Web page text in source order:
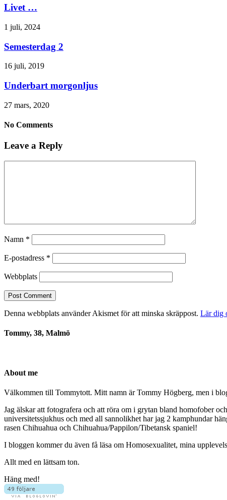
Livet …
1 juli, 2024
Semesterdag 2
16 juli, 2019
Underbart morgonljus
27 mars, 2020
No Comments
Leave a Reply
Namn *
E-postadress *
Webbplats
Denna webbplats använder Akismet för att minska skräppost. Lär dig
Tommy, 38, Malmö
About me
Välkommen till Tommytott. Mitt namn är Tommy Högberg, men i
Jag älskar att fotografera och att röra om i grytan bland homofober
universitetssjukhus och med all sannolikhet har jag 2 kamphundar
rasen Chihuahua och Chihuahua/Pappilon/Tibetansk spaniel!
I bloggen kommer du även få läsa om Homosexualitet, mina
Allt med en lättsam ton.
Häng med!